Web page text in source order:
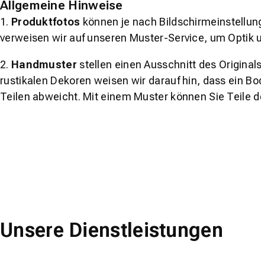
Allgemeine Hinweise
1. Produktfotos können je nach
verweisen wir auf unseren Muster-Service, um Optik
2. Handmuster stellen einen Ausschnitt des
rustikalen Dekoren weisen wir darauf hin, dass ein
Teilen abweicht. Mit einem Muster können Sie Teile
Unsere Dienstleistungen